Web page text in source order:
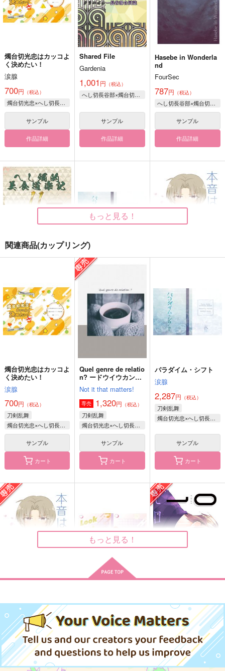
燭台切光忠はカッコよ
く決めたい！
涙腺
700円 （税込）
燭台切光忠×へし切長谷部
サンプル
作品詳細
Shared File
Gardenia
1,001 円 （税込）
へし切長谷部×燭台切光忠
サンプル
作品詳細
Hasebe in Wonderla
nd
FourSec
787円 （税込）
へし切長谷部×燭台切光忠
サンプル
作品詳細
Gardenia
1,144円（税込）
へし切長谷部×燭台切光忠
サンプル
パラダイム・シフト
2,287円 （税込）
燭台切光忠×へし切長谷部
サンプル
787円（税込）
燭台切光忠×へし切長谷部
サンプル
Look at Me!
涙腺
1,887円（税込）
燭台切光忠×へし切長谷部
330円 （税込）
作品詳細
Quel genre de relatio
n? ードウイウカンケ
イナノ？＾
Not it that matters!
1,320円 （税込）
もっと見る！
関連商品(カップリング)
燭台切光忠はカッコよ
く決めたい！
涙腺
700円 （税込）
刀剣乱舞
燭台切光忠×へし切長谷部
サンプル
カート
Quel genre de relatio
n? ードウイウカンケ
イナノ？＾
Not it that matters!
専売 1,320円 （税込）
刀剣乱舞
燭台切光忠×へし切長谷部
サンプル
カート
パラダイム・シフト
涙腺
2,287円 （税込）
刀剣乱舞
燭台切光忠×へし切長谷部
サンプル
カート
whiteLatte
専売 787 （税込）
刀剣乱舞
燭台切光忠×へし切長谷部
サンプル
涙腺
1,887円（税込）
燭台切光忠×へし切長谷部
Hummingbird
専売 330円（税込）
刀剣乱舞
燭台切光忠×へし切長谷部
サンプル
もっと見る！